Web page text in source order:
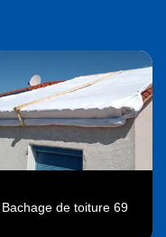
Bachage de toiture 69